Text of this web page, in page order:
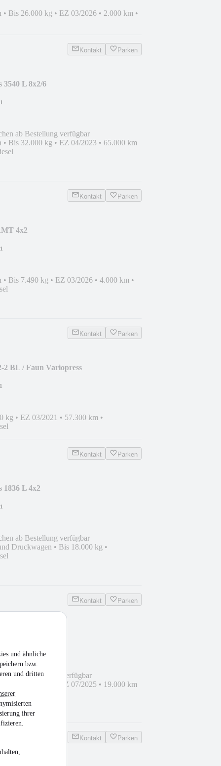
und ähnliche
bzw.
und dritten
ihrer
• Bis 26.000 kg • EZ 03/2026 • 2.000 km •
Kontakt Parken
3540 L 8x2/6
¹
ab Bestellung verfügbar
• Bis 32.000 kg • EZ 04/2023 • 65.000 km
Kontakt Parken
4x2
¹
• Bis 7.490 kg • EZ 03/2026 • 4.000 km •
Kontakt Parken
2 BL / Faun Variopress
¹
kg • EZ 03/2021 • 57.300 km •
Kontakt Parken
1836 L 4x2
¹
ab Bestellung verfügbar
Druckwagen • Bis 18.000 kg •
Kontakt Parken
ab Bestellung verfügbar
EZ 07/2025 • 19.000 km
Kontakt Parken